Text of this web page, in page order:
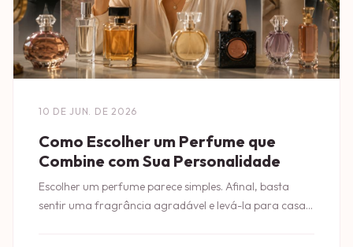
10 DE JUN. DE 2026
Como Escolher um Perfume que
Combine com Sua Personalidade
Escolher um perfume parece simples. Afinal, basta
sentir uma fragrância agradável e levá-la para casa,